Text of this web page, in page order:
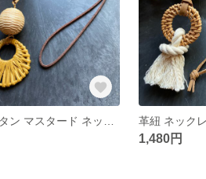
革紐 ネック
1,480円